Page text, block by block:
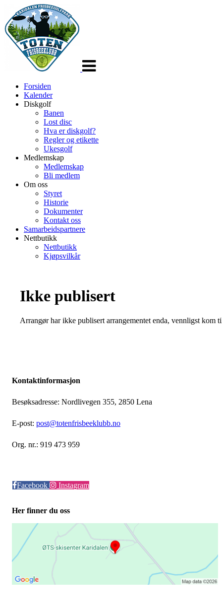
Forsiden
Kalender
Diskgolf
Banen
Lost disc
Hva er diskgolf?
Regler og etikette
Ukesgolf
Medlemskap
Medlemskap
Bli medlem
Om oss
Styret
Historie
Dokumenter
Kontakt oss
Samarbeidspartnere
Nettbutikk
Nettbutikk
Kjøpsvilkår
Ikke publisert
Arrangør har ikke publisert arrangementet enda, vennligst kom
Kontaktinformasjon
Besøksadresse: Nordlivegen 355, 2850 Lena
E-post: post@totenfrisbeeklubb.no
Org. nr.: 919 473 959
Facebook Instagram
Her finner du oss